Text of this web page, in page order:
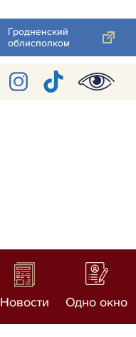
Гродненский
облисполком
Новости Одно окно